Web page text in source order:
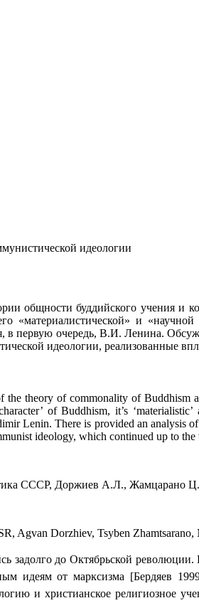
идеологии
общности буддийского учения и
«материалистической» и
первую очередь, В.И. Ленина.
идеологии, реализованные
the theory of commonality of
of Buddhism, it’s
Lenin. There is provided an analysis
ideology, which continued up to the
СССР, Доржиев А.Л., Жамцарано
Agvan Dorzhiev, Tsyben Zhamtsarano,
задолго до Октябрьской
идеям от марксизма [Бердяев
и христианское религиозное